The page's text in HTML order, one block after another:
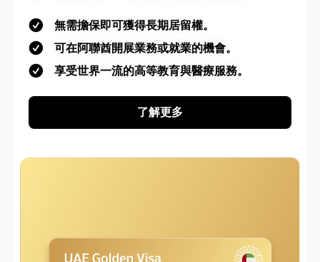
無需擔保即可獲得長期居留權。
可在阿聯酋開展業務或就業的機會。
享受世界一流的高等教育與醫療服務。
了解更多